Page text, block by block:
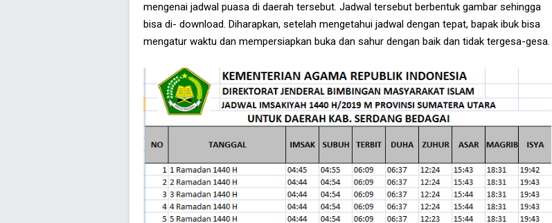
mengenai jadwal puasa di daerah tersebut. Jadwal tersebut berbentuk gambar sehingga
bisa di- download. Diharapkan, setelah mengetahui jadwal dengan tepat, bapak ibuk bisa
mengatur waktu dan mempersiapkan buka dan sahur dengan baik dan tidak tergesa-gesa.